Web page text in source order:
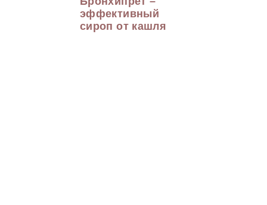
эффективный
сироп от кашля